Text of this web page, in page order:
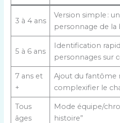
3 à 4 ans
Version simple :
personnage de
5 à 6 ans
Identification
personnages sur
7 ans et
+
Ajout du fantôme
complexifier le
Tous
âges
Mode équipe/
histoire”